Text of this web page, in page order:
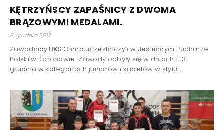
KĘTRZYŃSCY ZAPAŚNICY Z DWOMA
BRĄZOWYMI MEDALAMI.
8 grudnia 2017
Zawodnicy UKS Olimp uczestniczyli w Jesiennym Pucharze
Polski w Koronowie. Zawody odbyły się w dniach 1-3
grudnia w kategoriach juniorów i kadetów w stylu...